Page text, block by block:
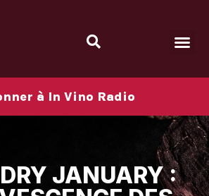
à In Vino Radio
JANUARY :